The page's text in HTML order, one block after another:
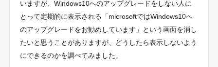
いますが、Windows10へのアップグレードをしない人に
とって定期的に表示される「microsoftではWindows10へ
のアップグレードをお勧めしています」という画面を消し
たいと思うことがありますが、どうしたら表示しないよう
にできるのかを調べてみました。